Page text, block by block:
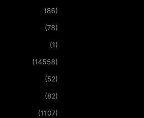
(86)
(78)
(1)
(14558)
(52)
(82)
(1107)